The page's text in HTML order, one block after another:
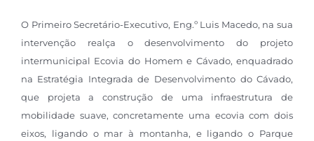
O Primeiro Secretário-Executivo, Eng.º Luis Macedo, na sua
intervenção realça o desenvolvimento do projeto
intermunicipal Ecovia do Homem e Cávado, enquadrado
na Estratégia Integrada de Desenvolvimento do Cávado,
que projeta a construção de uma infraestrutura de
mobilidade suave, concretamente uma ecovia com dois
eixos, ligando o mar à montanha, e ligando o Parque